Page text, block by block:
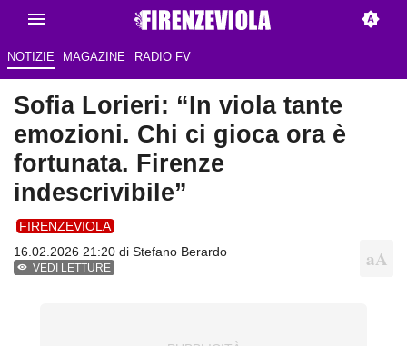
NOTIZIE MAGAZINE RADIO FV
Sofia Lorieri: “In viola tante
emozioni. Chi ci gioca ora è
fortunata. Firenze
indescrivibile”
FIRENZEVIOLA
16.02.2026 21:20 di Stefano Berardo
VEDI LETTURE